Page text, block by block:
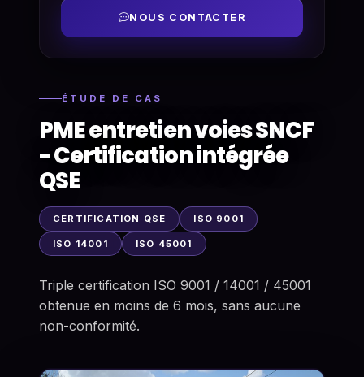
NOUS CONTACTER
ÉTUDE DE CAS
PME entretien voies SNCF
- Certification intégrée
QSE
CERTIFICATION QSE ISO 9001
ISO 14001 ISO 45001
Triple certification ISO 9001 / 14001 / 45001
obtenue en moins de 6 mois, sans aucune
non-conformité.